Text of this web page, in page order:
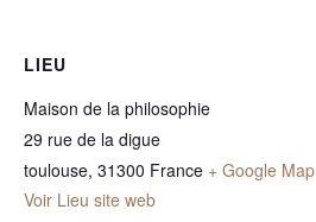
LIEU
Maison de la philosophie
29 rue de la digue
toulouse, 31300 France + Google Map
Voir Lieu site web